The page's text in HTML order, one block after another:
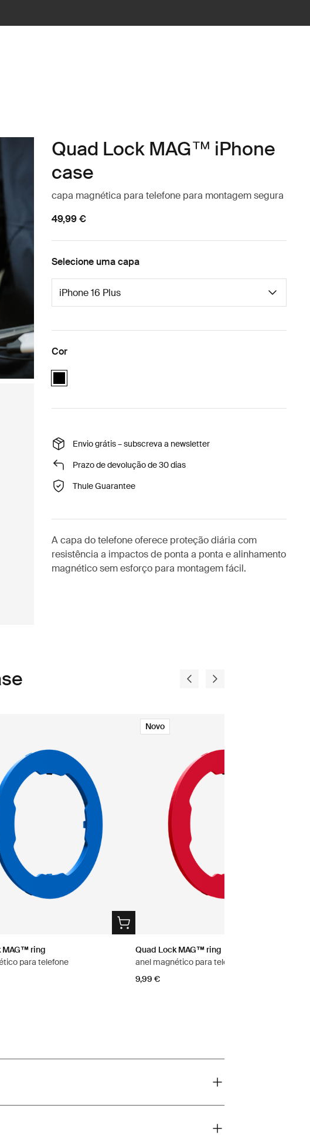
Quad Lock MAG™ iPhone
case
capa magnética para telefone para montagem segura
49,99 €
Selecione uma capa
Cor
Envio grátis – subscreva a newsletter
Prazo de devolução de 30 dias
Thule Guarantee
A capa do telefone oferece proteção diária com
resistência a impactos de ponta a ponta e alinhamento
magnético sem esforço para montagem fácil.
MAG™ ring
para telefone
Novo
Quad Lock MAG™ ring
anel magnético para telefone
9,99 €